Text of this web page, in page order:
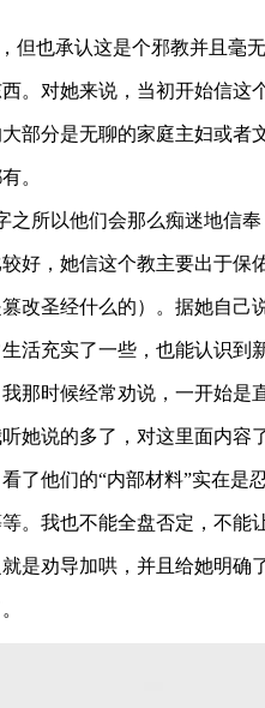
但也承认这是个邪教并且毫
。对她来说，当初开始信这
部分是无聊的家庭主妇或者
。
所以他们会那么痴迷地信
好，她信这个教主要出于保
改圣经什么的）。 据她自己
活充实了一些，也能认识到
那时候经常劝说，一开始是
她说的多了，对这里面内容
了他们的“内部材料”实在是
。我也不能全盘否定，不能
是劝导加哄 ，并且给她明确